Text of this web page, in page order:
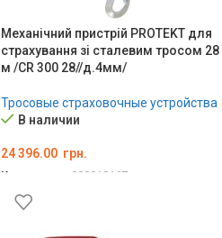
Механічний пристрій PROTEKT для
страхування зі сталевим тросом 28
м /CR 300 28//д.4мм/
Тросовые страховочные устройства
В наличии
24 396.00 грн.
Код товара: 000018167
В КОРЗИНУ